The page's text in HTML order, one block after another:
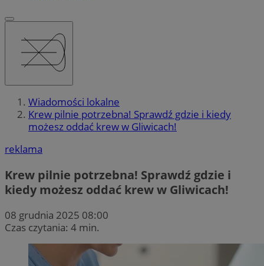
Wiadomości lokalne
Krew pilnie potrzebna! Sprawdź gdzie i kiedy
możesz oddać krew w Gliwicach!
reklama
Krew pilnie potrzebna! Sprawdź gdzie i
kiedy możesz oddać krew w Gliwicach!
08 grudnia 2025 08:00
Czas czytania: 4 min.